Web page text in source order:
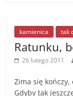
b
o
o
k
n
g
er
kamienica tak
Ratunku,
26 lutego 2011
Zima się kończy,
Gdyby tak